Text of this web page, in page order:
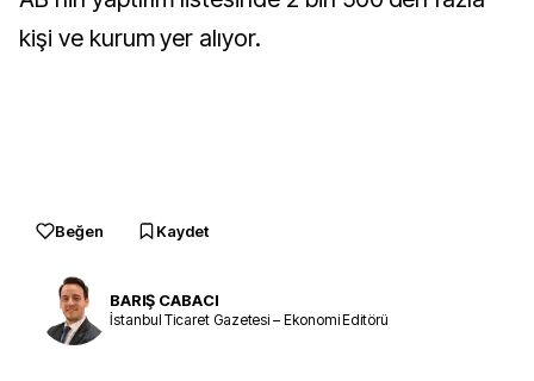
kişi ve kurum yer alıyor.
Beğen Kaydet
BARIŞ CABACI
İstanbul Ticaret Gazetesi – Ekonomi Editörü